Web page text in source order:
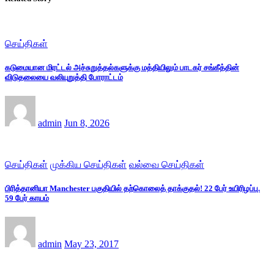
செய்திகள்
கடுமையான மிரட்டல் அச்சுறுத்தல்களுக்கு மத்தியிலும் பாடகர் சங்கீத்தின்
விடுதலையை வலியுறுத்தி போராட்டம்
admin Jun 8, 2026
செய்திகள் முக்கிய செய்திகள் வல்வை செய்திகள்
பிரித்தானியா Manchester பகுதியில் தற்கொலைத் தாக்குதல்! 22 பேர் உயிரிழப்பு.
59 பேர் காயம்
admin May 23, 2017